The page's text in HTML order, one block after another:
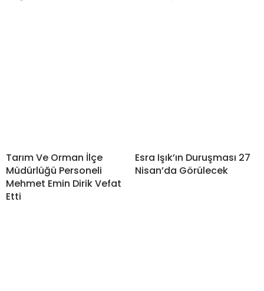
Tarım Ve Orman İlçe
Müdürlüğü Personeli
Mehmet Emin Dirik Vefat
Etti
Esra Işık’ın Duruşması 27
Nisan’da Görülecek